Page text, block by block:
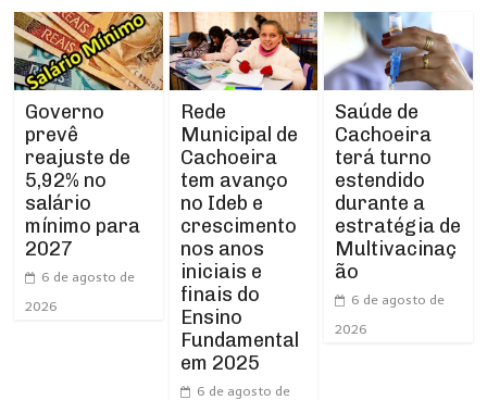
Governo
prevê
reajuste de
5,92% no
salário
mínimo para
2027
6 de agosto de
2026
Rede
Municipal de
Cachoeira
tem avanço
no Ideb e
crescimento
nos anos
iniciais e
finais do
Ensino
Fundamental
em 2025
6 de agosto de
Saúde de
Cachoeira
terá turno
estendido
durante a
estratégia de
Multivacinaç
ão
6 de agosto de
2026